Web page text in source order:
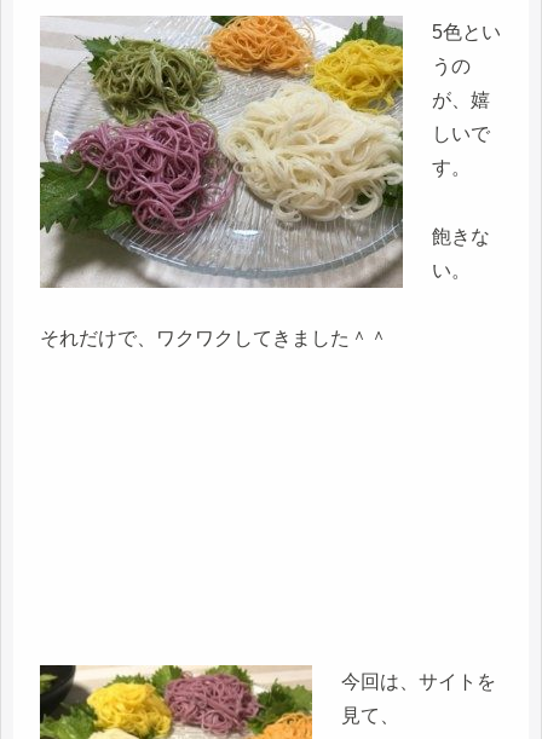
5色とい
うの
が、嬉
しいで
す。
飽きな
い。
それだけで、ワクワクしてきました＾＾
今回は、サイトを
見て、